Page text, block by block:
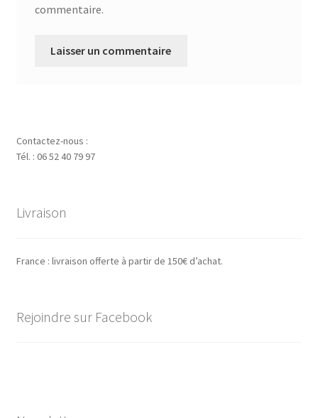
commentaire.
Contactez-nous :
Tél. : 06 52 40 79 97
Livraison
France : livraison offerte à partir de 150€ d’achat.
Rejoindre sur Facebook